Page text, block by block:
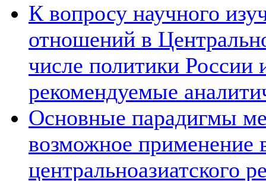
К вопросу научного
отношений в
числе политики России
рекомендуемые
Основные парадигмы
возможное применение
центральноазиатского